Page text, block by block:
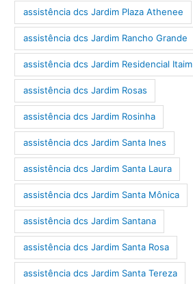
assistência dcs Jardim Plaza Athenee
assistência dcs Jardim Rancho Grande
assistência dcs Jardim Residencial Itaim
assistência dcs Jardim Rosas
assistência dcs Jardim Rosinha
assistência dcs Jardim Santa Ines
assistência dcs Jardim Santa Laura
assistência dcs Jardim Santa Mônica
assistência dcs Jardim Santana
assistência dcs Jardim Santa Rosa
assistência dcs Jardim Santa Tereza